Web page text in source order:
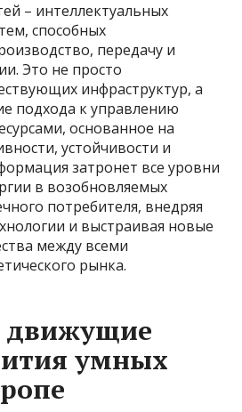
– интеллектуальных
способных
передачу и
Это не просто
инфраструктур, а
подхода к управлению
основанное на
устойчивости и
затронет все уровни
в возобновляемых
потребителя, внедряя
и выстраивая новые
между всеми
рынка.
движущие
умных